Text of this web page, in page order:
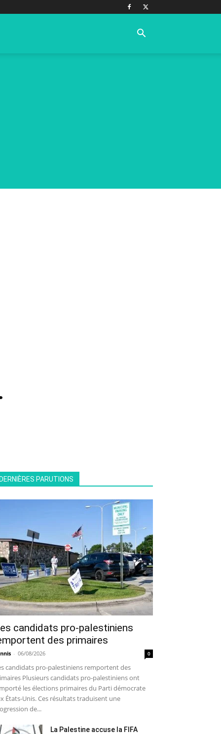
DERNIÈRES PARUTIONS
candidats pro-palestiniens
des primaires
- 06/08/2026 0
candidats pro-palestiniens remportent des
Plusieurs candidats pro-palestiniens ont
les élections primaires du Parti démocrate
États-Unis. Ces résultats traduisent une
de...
La Palestine accuse la FIFA